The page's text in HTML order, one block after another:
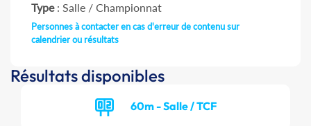
Type: Salle / Championnat
Personnes à contacter en cas d'erreur de contenu sur
calendrier ou résultats
Résultats disponibles
60m - Salle / TCF